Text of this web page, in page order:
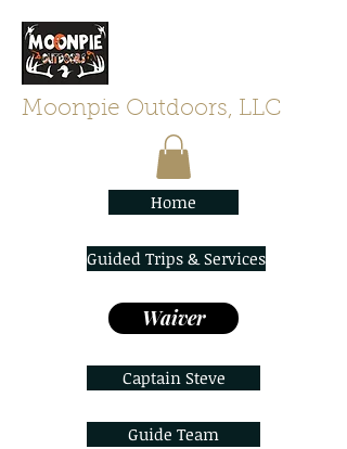
Moonpie Outdoors, LLC
Home
Guided Trips & Services
Waiver
Captain Steve
Guide Team